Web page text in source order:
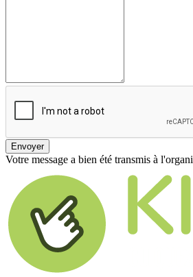
Envoyer
Votre message a bien été transmis à